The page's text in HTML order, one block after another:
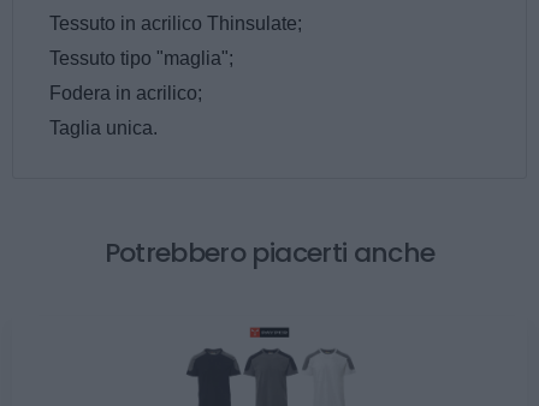
Tessuto in acrilico Thinsulate;
Tessuto tipo "maglia";
Fodera in acrilico;
Taglia unica.
Potrebbero piacerti anche